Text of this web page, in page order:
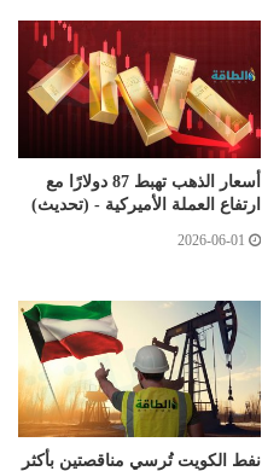
أسعار الذهب تهبط 87 دولارًا مع
ارتفاع العملة الأميركية - (تحديث)
2026-06-01
نفط الكويت تُرسي مناقصتين بأكثر